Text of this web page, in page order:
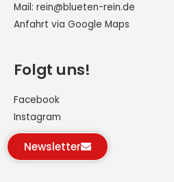
Mail: rein@blueten-rein.de
Anfahrt via Google Maps
Folgt uns!
Facebook
Instagram
Newsletter